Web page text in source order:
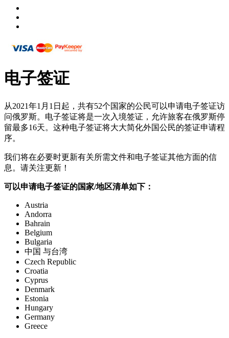
电子签证
从2021年1月1日起，共有52个国家的公民可以申请电子签证访
问俄罗斯。电子签证将是一次入境签证，允许旅客在俄罗斯停
留最多16天。这种电子签证将大大简化外国公民的签证申请程
序。
我们将在必要时更新有关所需文件和电子签证其他方面的信
息。请关注更新！
可以申请电子签证的国家/地区清单如下：
Austria
Andorra
Bahrain
Belgium
Bulgaria
中国 与台湾
Czech Republic
Croatia
Cyprus
Denmark
Estonia
Hungary
Germany
Greece